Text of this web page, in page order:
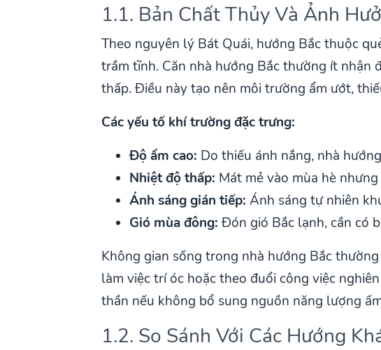
1.1. Bản Chất Thủy Và Ảnh
Theo nguyên lý Bát Quái, hướng Bắc thuộc
trầm tĩnh. Căn nhà hướng Bắc thường ít nhận
thấp. Điều này tạo nên môi trường ẩm ướt,
Các yếu tố khí trường đặc trưng:
Độ ẩm cao: Do thiếu ánh nắng, nhà
Nhiệt độ thấp: Mát mẻ vào mùa hè
Ánh sáng gián tiếp: Ánh sáng tự nhiên
Gió mùa đông: Đón gió Bắc lạnh, cần có
Không gian sống trong nhà hướng Bắc
làm việc trí óc hoặc theo đuổi công việc
thần nếu không bổ sung nguồn năng lượng
1.2. So Sánh Với Các Hướng